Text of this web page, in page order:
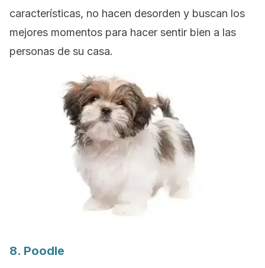
características, no hacen desorden y buscan los
mejores momentos para hacer sentir bien a las
personas de su casa.
8. Poodle